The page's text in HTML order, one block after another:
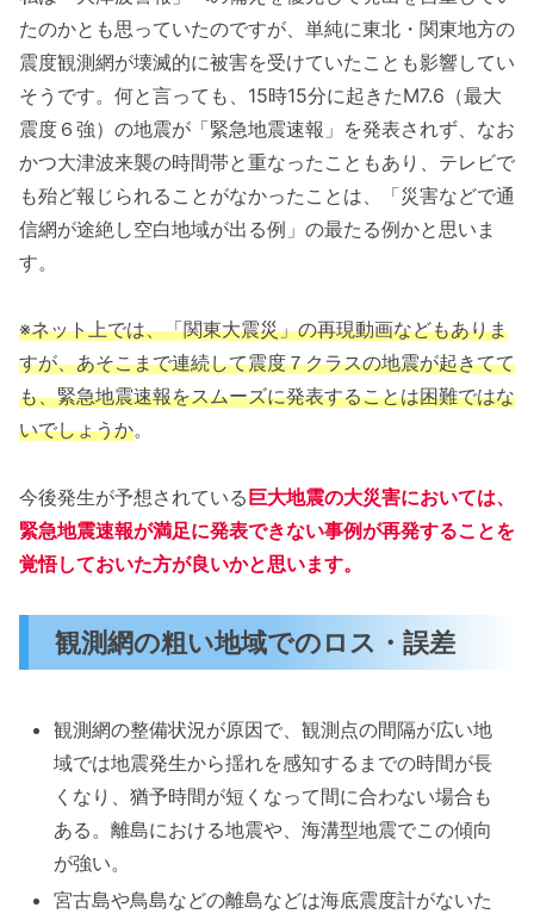
たのかとも思っていたのですが、単純に東北・関東地方の
震度観測網が壊滅的に被害を受けていたことも影響してい
そうです。何と言っても、15時15分に起きたM7.6（最大
震度６強）の地震が「緊急地震速報」を発表されず、なお
かつ大津波来襲の時間帯と重なったこともあり、テレビで
も殆ど報じられることがなかったことは、「災害などで通
信網が途絶し空白地域が出る例」の最たる例かと思いま
す。
※ネット上では、「関東大震災」の再現動画などもありま
すが、あそこまで連続して震度７クラスの地震が起きてて
も、緊急地震速報をスムーズに発表することは困難ではな
いでしょうか。
今後発生が予想されている 巨大地震の大災害においては、
緊急地震速報が満足に発表できない事例が再発することを
覚悟しておいた方が良いかと思います。
観測網の粗い地域でのロス・誤差
観測網の整備状況が原因で、観測点の間隔が広い地
域では地震発生から揺れを感知するまでの時間が長
くなり、猶予時間が短くなって間に合わない場合も
ある。離島における地震や、海溝型地震でこの傾向
が強い。
宮古島や鳥島などの離島などは海底震度計がないた